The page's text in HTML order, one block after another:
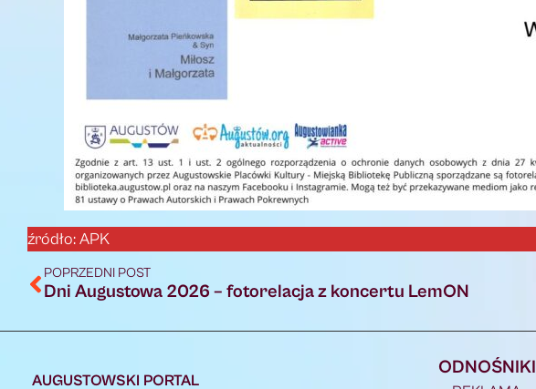
źródło: APK
POPRZEDNI POST
Dni Augustowa 2026 – fotorelacja z koncertu LemON
AUGUSTOWSKI PORTAL
ODNOŚNIKI